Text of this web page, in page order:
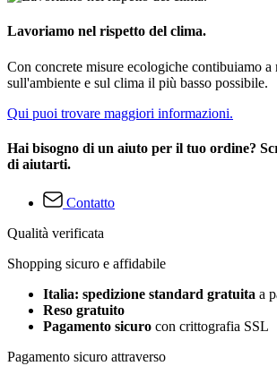
Lavoriamo nel rispetto del clima.
Con concrete misure ecologiche contibuiamo a
sull'ambiente e sul clima il più basso possibile.
Qui puoi trovare maggiori informazioni.
Hai bisogno di un aiuto per il tuo ordine?
di aiutarti.
Contatto
Qualità verificata
Shopping sicuro e affidabile
Italia: spedizione standard gratuita a
Reso gratuito
Pagamento sicuro con crittografia SSL
Pagamento sicuro attraverso